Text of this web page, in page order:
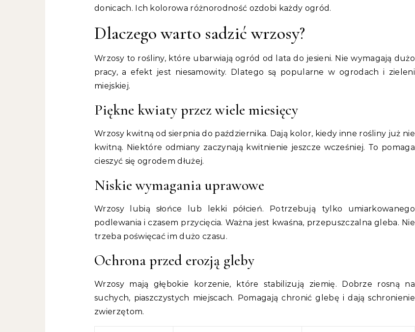
donicach. Ich kolorowa różnorodność ozdobi każdy ogród.
Dlaczego warto sadzić wrzosy?
Wrzosy to rośliny, które ubarwiają ogród od lata do jesieni. Nie wymagają dużo
pracy, a efekt jest niesamowity. Dlatego są popularne w ogrodach i zieleni
miejskiej.
Piękne kwiaty przez wiele miesięcy
Wrzosy kwitną od sierpnia do października. Dają kolor, kiedy inne rośliny już nie
kwitną. Niektóre odmiany zaczynają kwitnienie jeszcze wcześniej. To pomaga
cieszyć się ogrodem dłużej.
Niskie wymagania uprawowe
Wrzosy lubią słońce lub lekki półcień. Potrzebują tylko umiarkowanego
podlewania i czasem przycięcia. Ważna jest kwaśna, przepuszczalna gleba. Nie
trzeba poświęcać im dużo czasu.
Ochrona przed erozją gleby
Wrzosy mają głębokie korzenie, które stabilizują ziemię. Dobrze rosną na
suchych, piaszczystych miejscach. Pomagają chronić glebę i dają schronienie
zwierzętom.